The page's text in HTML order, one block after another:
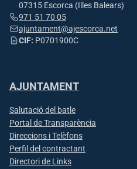
07315 Escorca (Illes Balears)
971 51 70 05
ajuntament@ajescorca.net
CIF: P0701900C
AJUNTAMENT
Salutació del batle
Portal de Transparència
Direccions i Telèfons
Perfil del contractant
Directori de Links